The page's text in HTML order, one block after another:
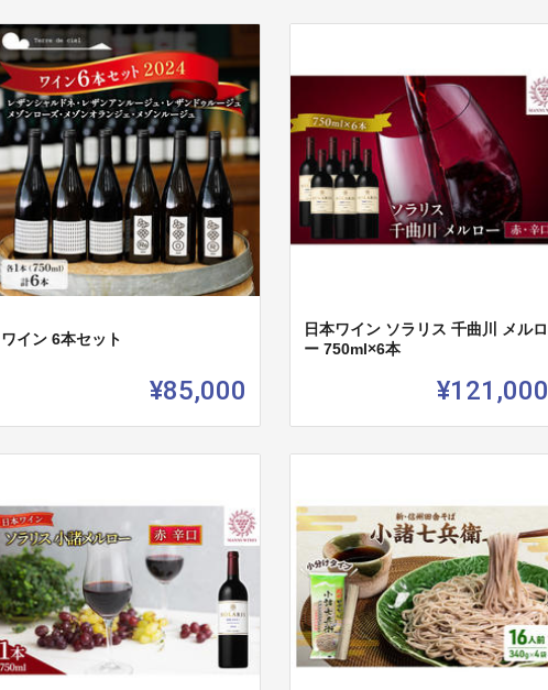
ワイン 6本セット
¥85,000
日本ワイン ソラリス 千曲川 メルロ
ー 750ml×6本
¥121,000